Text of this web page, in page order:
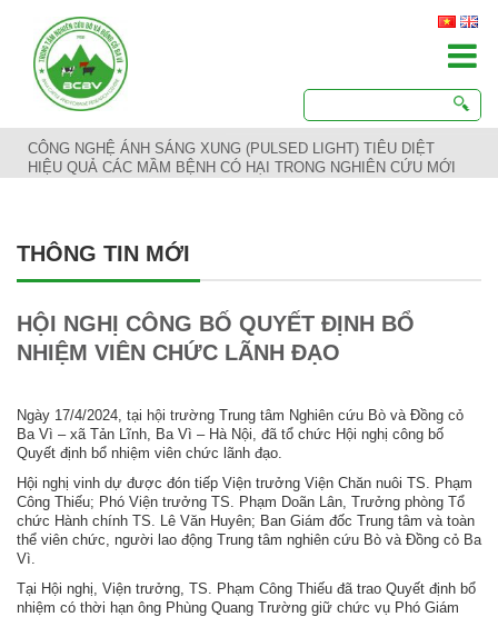
CÔNG NGHỆ ÁNH SÁNG XUNG (PULSED LIGHT) TIÊU DIỆT
HIỆU QUẢ CÁC MẦM BỆNH CÓ HẠI TRONG NGHIÊN CỨU MỚI
THÔNG TIN MỚI
HỘI NGHỊ CÔNG BỐ QUYẾT ĐỊNH BỔ
NHIỆM VIÊN CHỨC LÃNH ĐẠO
Ngày 17/4/2024, tại hội trường Trung tâm Nghiên cứu Bò và Đồng cỏ
Ba Vì – xã Tản Lĩnh, Ba Vì – Hà Nội, đã tổ chức Hội nghị công bố
Quyết định bổ nhiệm viên chức lãnh đạo.
Hội nghị vinh dự được đón tiếp Viện trưởng Viện Chăn nuôi TS. Phạm
Công Thiếu; Phó Viện trưởng TS. Phạm Doãn Lân, Trưởng phòng Tổ
chức Hành chính TS. Lê Văn Huyên; Ban Giám đốc Trung tâm và toàn
thể viên chức, người lao động Trung tâm nghiên cứu Bò và Đồng cỏ Ba
Vì.
Tại Hội nghị, Viện trưởng, TS. Phạm Công Thiếu đã trao Quyết định bổ
nhiệm có thời hạn ông Phùng Quang Trường giữ chức vụ Phó Giám